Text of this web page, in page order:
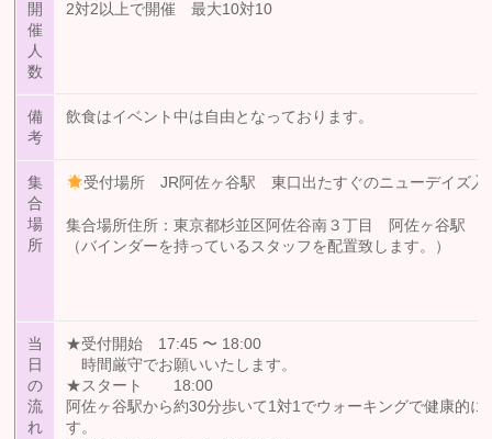
開
催
人
数
2対2以上で開催 最大10対10
備
考
飲食はイベント中は自由となっております。
集
合
場
所
受付場所 JR阿佐ヶ谷駅 東口出たすぐのニューデイズ入
集合場所住所：東京都杉並区阿佐谷南３丁目 阿佐ヶ谷駅
（バインダーを持っているスタッフを配置致します。）
当
日
の
流
れ
★受付開始 17:45 〜 18:00
時間厳守でお願いいたします。
★スタート 18:00
阿佐ヶ谷駅から約30分歩いて1対1でウォーキングで健康的
す。